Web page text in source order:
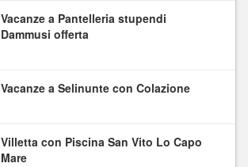
Vacanze a Pantelleria stupendi
Dammusi offerta
Vacanze a Selinunte con Colazione
Villetta con Piscina San Vito Lo Capo
Mare